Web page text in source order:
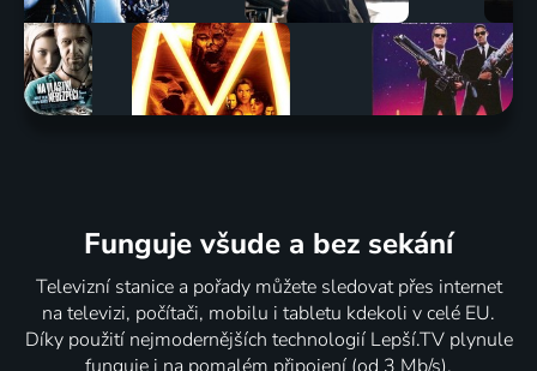
Funguje všude a bez sekání
Televizní stanice a pořady můžete sledovat přes internet
na televizi, počítači, mobilu i tabletu kdekoli v celé EU.
Díky použití nejmodernějších technologií Lepší.TV plynule